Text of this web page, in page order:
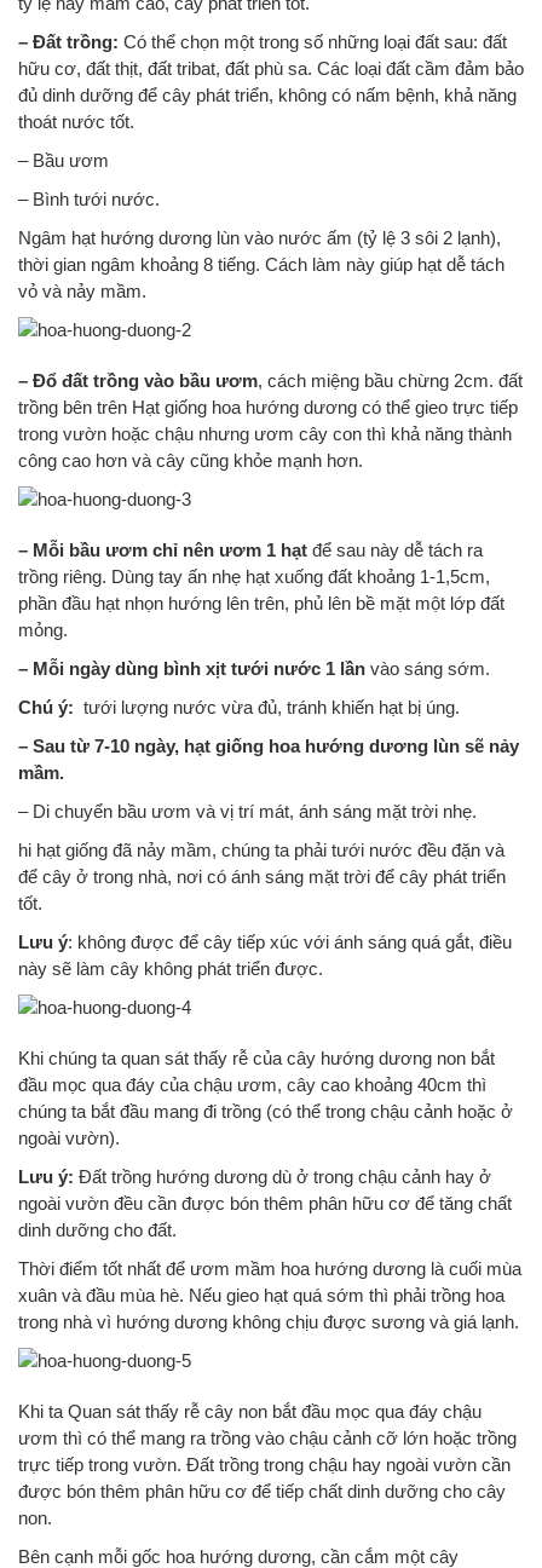
– Đất trồng: Có thể chọn một trong số những loại đất sau: đất
hữu cơ, đất thịt, đất tribat, đất phù sa. Các loại đất cầm đảm bảo
đủ dinh dưỡng để cây phát triển, không có nấm bệnh, khả năng
thoát nước tốt.
– Bầu ươm
– Bình tưới nước.
Ngâm hạt hướng dương lùn vào nước ấm (tỷ lệ 3 sôi 2 lạnh),
thời gian ngâm khoảng 8 tiếng. Cách làm này giúp hạt dễ tách
vỏ và nảy mầm.
– Đổ đất trồng vào bầu ươm, cách miệng bầu chừng 2cm. đất
trồng bên trên Hạt giống hoa hướng dương có thể gieo trực tiếp
trong vườn hoặc chậu nhưng ươm cây con thì khả năng thành
công cao hơn và cây cũng khỏe mạnh hơn.
– Mỗi bầu ươm chỉ nên ươm 1 hạt để sau này dễ tách ra
trồng riêng. Dùng tay ấn nhẹ hạt xuống đất khoảng 1-1,5cm,
phần đầu hạt nhọn hướng lên trên, phủ lên bề mặt một lớp đất
mỏng.
– Mỗi ngày dùng bình xịt tưới nước 1 lần vào sáng sớm.
Chú ý: tưới lượng nước vừa đủ, tránh khiến hạt bị úng.
– Sau từ 7-10 ngày, hạt giống hoa hướng dương lùn sẽ nảy
mầm.
– Di chuyển bầu ươm và vị trí mát, ánh sáng mặt trời nhẹ.
hi hạt giống đã nảy mầm, chúng ta phải tưới nước đều đặn và
để cây ở trong nhà, nơi có ánh sáng mặt trời để cây phát triển
tốt.
Lưu ý: không được để cây tiếp xúc với ánh sáng quá gắt, điều
này sẽ làm cây không phát triển được.
Khi chúng ta quan sát thấy rễ của cây hướng dương non bắt
đầu mọc qua đáy của chậu ươm, cây cao khoảng 40cm thì
chúng ta bắt đầu mang đi trồng (có thể trong chậu cảnh hoặc ở
ngoài vườn).
Lưu ý: Đất trồng hướng dương dù ở trong chậu cảnh hay ở
ngoài vườn đều cần được bón thêm phân hữu cơ để tăng chất
dinh dưỡng cho đất.
Thời điểm tốt nhất để ươm mầm hoa hướng dương là cuối mùa
xuân và đầu mùa hè. Nếu gieo hạt quá sớm thì phải trồng hoa
trong nhà vì hướng dương không chịu được sương và giá lạnh.
Khi ta Quan sát thấy rễ cây non bắt đầu mọc qua đáy chậu
ươm thì có thể mang ra trồng vào chậu cảnh cỡ lớn hoặc trồng
trực tiếp trong vườn. Đất trồng trong chậu hay ngoài vườn cần
được bón thêm phân hữu cơ để tiếp chất dinh dưỡng cho cây
non.
Bên cạnh mỗi gốc hoa hướng dương, cần cắm một cây